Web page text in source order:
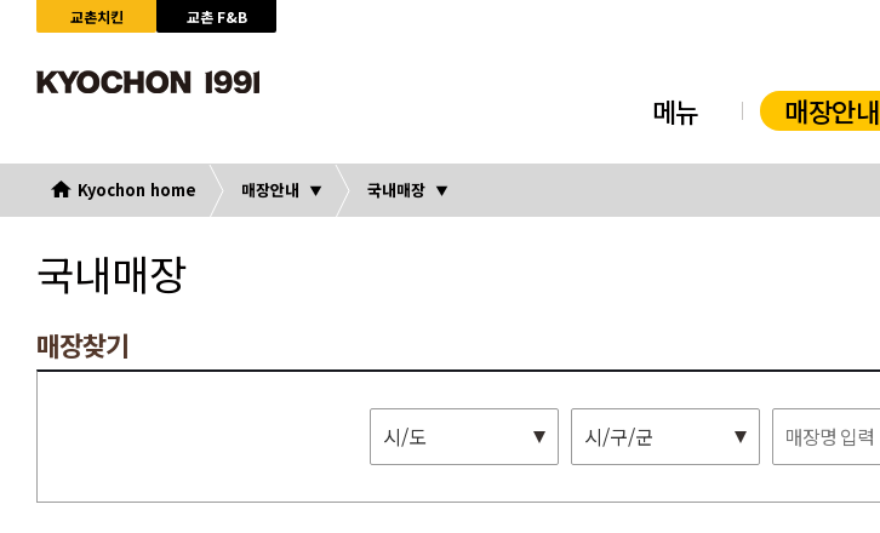
교촌치킨
교촌 F&B
메뉴 매장안내
Kyochon home 매장안내 국내매장
국내매장
매장찾기
시/도 시/구/군